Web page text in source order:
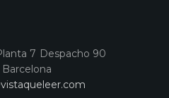
7 Despacho 90
Barcelona